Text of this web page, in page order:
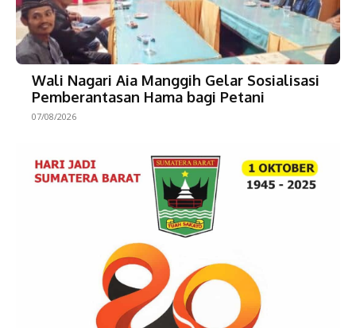
Wali Nagari Aia Manggih Gelar Sosialisasi
Pemberantasan Hama bagi Petani
07/08/2026